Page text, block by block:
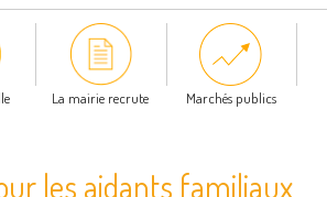
La mairie recrute Marchés publics
les aidants familiaux